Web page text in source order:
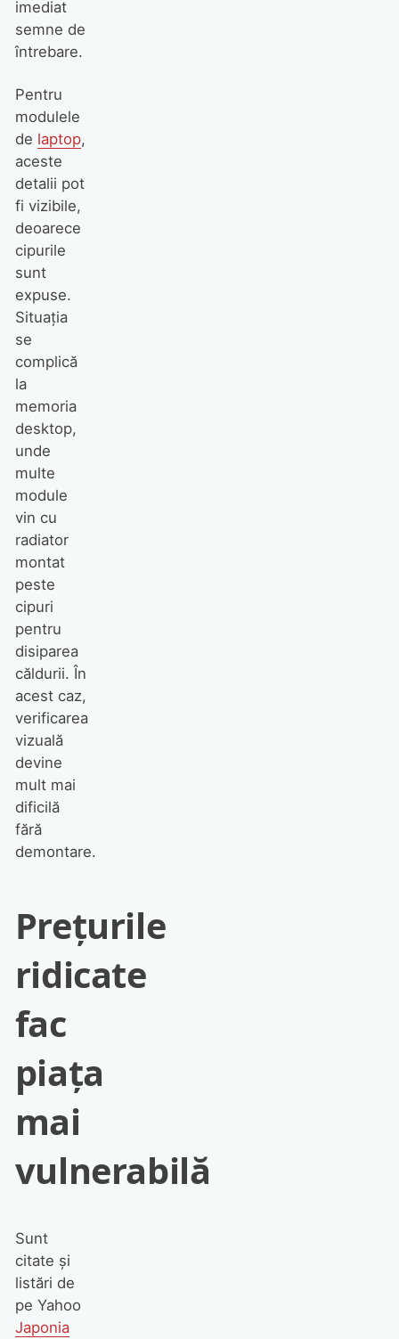
imediat
semne de
întrebare.
Pentru
modulele
de laptop,
aceste
detalii pot
fi vizibile,
deoarece
cipurile
sunt
expuse.
Situația
se
complică
la
memoria
desktop,
unde
multe
module
vin cu
radiator
montat
peste
cipuri
pentru
disiparea
căldurii. În
acest caz,
verificarea
vizuală
devine
mult mai
dificilă
fără
demontare.
Prețurile
ridicate
fac
piața
mai
vulnerabilă
Sunt
citate și
listări de
pe Yahoo
Japonia